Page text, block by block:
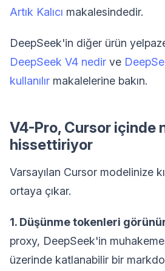
Artık Kalıcı makalesindedir.
DeepSeek'in diğer ürün
DeepSeek V4 nedir ve
kullanılır makalelerine bakın.
V4-Pro, Cursor içinde
hissettiriyor
Varsayılan Cursor modelinize
ortaya çıkar.
1. Düşünme tokenleri
proxy, DeepSeek'in
üzerinde katlanabilir bir